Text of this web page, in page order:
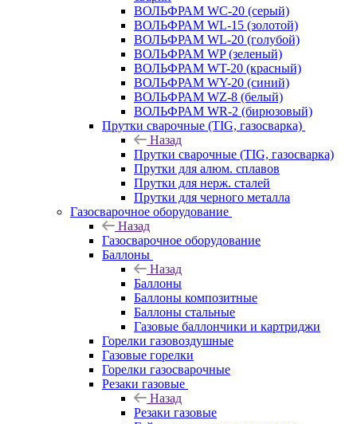
ВОЛЬФРАМ WC-20 (серый)
ВОЛЬФРАМ WL-15 (золотой)
ВОЛЬФРАМ WL-20 (голубой)
ВОЛЬФРАМ WP (зеленый)
ВОЛЬФРАМ WT-20 (красный)
ВОЛЬФРАМ WY-20 (синий)
ВОЛЬФРАМ WZ-8 (белый)
ВОЛЬФРАМ WR-2 (бирюзовый)
Прутки сварочные (TIG, газосварка)
Назад
Прутки сварочные (TIG, газосварка)
Прутки для алюм. сплавов
Прутки для нерж. сталей
Прутки для черного металла
Газосварочное оборудование
Назад
Газосварочное оборудование
Баллоны
Назад
Баллоны
Баллоны композитные
Баллоны стальные
Газовые баллончики и картриджи
Горелки газовоздушные
Газовые горелки
Горелки газосварочные
Резаки газовые
Назад
Резаки газовые